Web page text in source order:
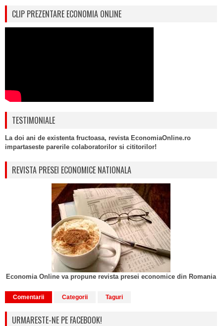
CLIP PREZENTARE ECONOMIA ONLINE
TESTIMONIALE
La doi ani de existenta fructoasa, revista EconomiaOnline.ro
impartaseste parerile colaboratorilor si cititorilor!
REVISTA PRESEI ECONOMICE NATIONALA
Economia Online va propune revista presei economice din Romania
Comentarii Categorii Taguri
URMARESTE-NE PE FACEBOOK!